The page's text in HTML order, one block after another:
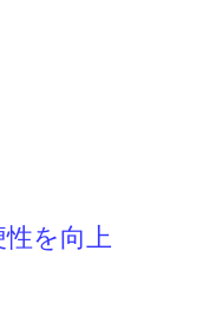
を向上